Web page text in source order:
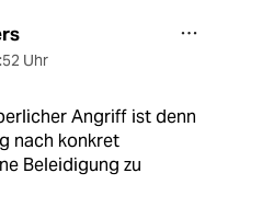
Uhr
Angriff ist denn
nach konkret
Beleidigung zu